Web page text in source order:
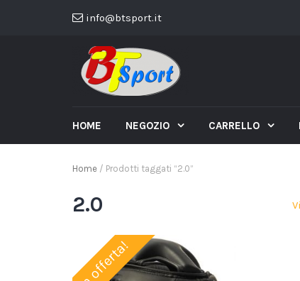
info@btsport.it
HOME NEGOZIO CARRELLO
Home / Prodotti taggati “2.0”
2.0
In offerta!